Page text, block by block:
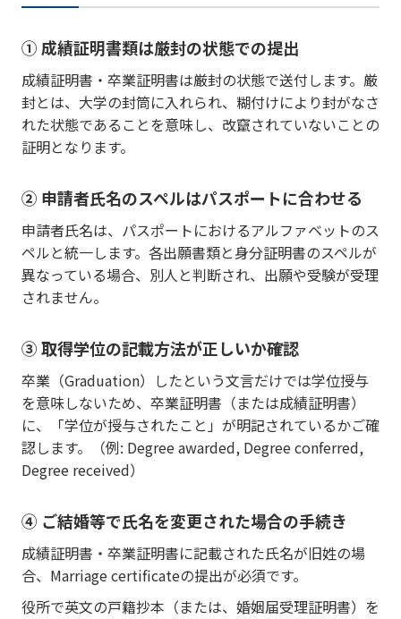
① 成績証明書類は厳封の状態での提出
成績証明書・卒業証明書は厳封の状態で送付します。厳
封とは、大学の封筒に入れられ、糊付けにより封がなさ
れた状態であることを意味し、改竄されていないことの
証明となります。
② 申請者氏名のスペルはパスポートに合わせる
申請者氏名は、パスポートにおけるアルファベットのス
ペルと統一します。各出願書類と身分証明書のスペルが
異なっている場合、別人と判断され、出願や受験が受理
されません。
③ 取得学位の記載方法が正しいか確認
卒業（Graduation）したという文言だけでは学位授与
を意味しないため、卒業証明書（または成績証明書）
に、「学位が授与されたこと」が明記されているかご確
認します。（例: Degree awarded, Degree conferred,
Degree received）
④ ご結婚等で氏名を変更された場合の手続き
成績証明書・卒業証明書に記載された氏名が旧姓の場
合、Marriage certificateの提出が必須です。
役所で英文の戸籍抄本（または、婚姻届受理証明書）を